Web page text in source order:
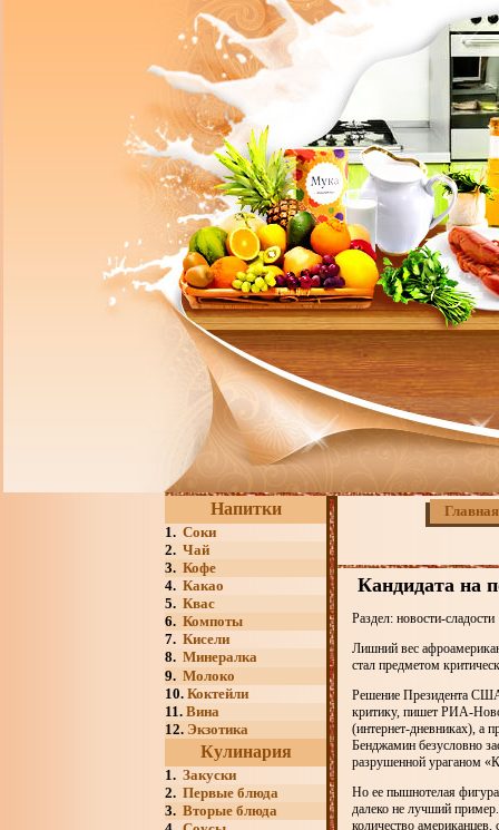
Напитки
1. Соки
2. Чай
3. Кофе
4. Какао
5. Квас
6. Компоты
7. Кисели
8. Минералка
9. Молоко
10. Коктейли
11. Вина
12. Экзотика
Кулинария
1. Закуски
2. Первые блюда
3. Вторые блюда
Главная
Кандидата на
Раздел: новости-сладости
Лишний вес
стал предметом
Решение Президента США
критику, пишет РИА-
(интернет-дневниках), а
Бенджамин безусловно
разрушенной ураганом
Но ее пышнотелая
далеко не лучший
количество